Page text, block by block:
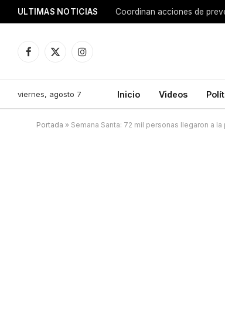
ULTIMAS NOTICIAS Coordinan acciones de
Facebook
X
Instagram
viernes, agosto 7 Inicio Videos
Portada » Semana Santa: 72 mil personas llegaron a